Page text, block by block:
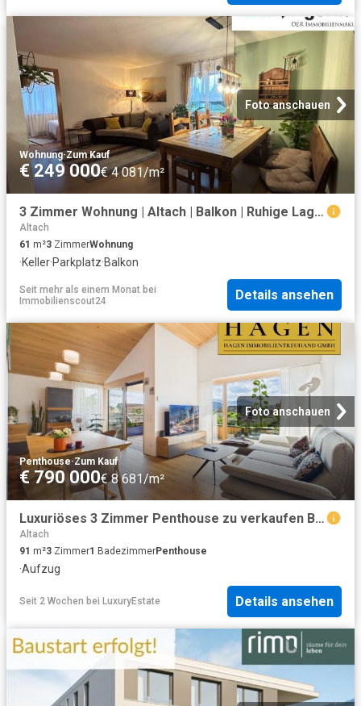
Foto anschauen
Wohnung·Zum Kauf
€ 249 000€ 4 081/m²
3 Zimmer Wohnung | Altach | Balkon | Ruhige Lage | Carport
Altach
61 m²3 ZimmerWohnung
·Keller·Parkplatz·Balkon
Seit mehr als einem Monat bei
Immobilienscout24
Details ansehen
Foto anschauen
Penthouse·Zum Kauf
€ 790 000€ 8 681/m²
Luxuriöses 3 Zimmer Penthouse zu verkaufen Brolsstraße, 16b, Altach, Politischer Bezirk Feldkirch, Vorarlberg
Altach
91 m²3 Zimmer1 BadezimmerPenthouse
·Aufzug
Seit 2 Wochen bei LuxuryEstate Details ansehen